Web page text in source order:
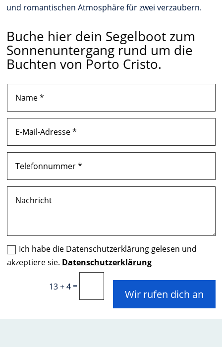
und romantischen Atmosphäre für zwei verzaubern.
Buche hier dein Segelboot zum
Sonnenuntergang rund um die
Buchten von Porto Cristo.
Ich habe die Datenschutzerklärung gelesen und
akzeptiere sie. Datenschutzerklärung
13 + 4=
Wir rufen dich an